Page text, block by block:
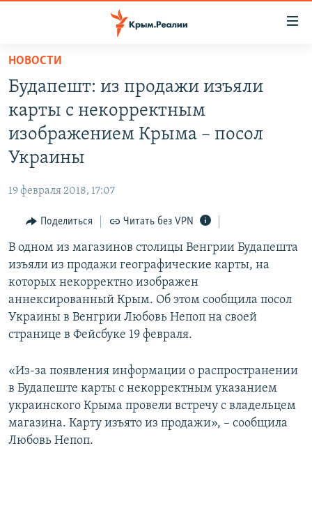
Вернуться
основному
содержанию
Вернутся
главной
Вернутся
поиску
СПЕЦПРОЕКТЫ
ГРУЗ 200
ВОДА
ИСТОРИЯ
ИНТЕРАКТИВ
ИНФОГРАФИКА
ТЕЛЕПРОЕКТ КРЫМ.РЕАЛИИ
СОВЕТЫ ПРАВОЗАЩИТНИКОВ
ПРОПАВШИЕ БЕЗ ВЕСТИ
ПОБЕДИТЕЛЕЙ НЕ СУДЯТ?
ELIFBE
УКРАИНСКАЯ ПРОБЛЕМА КРЫМА
РАДІО СВОБОДА
КАК ОБОЙТИ БЛОКИРОВКУ
Українською
Qırımtatar
ПРИСОЕДИНЯЙТЕСЬ!
Все сайты RFE/RL
НОВОСТИ
Будапешт: из продажи изъяли
карты с некорректным
изображением Крыма – посол
Украины
19 февраля 2018, 17:07
Поделиться Читать без VPN
В одном из магазинов столицы Венгрии Будапешта
изъяли из продажи географические карты, на
которых некорректно изображен
аннексированный Крым. Об этом сообщила посол
Украины в Венгрии Любовь Непоп на своей
странице в Фейсбуке 19 февраля.
«Из-за появления информации о распространении
в Будапеште карты с некорректным указанием
украинского Крыма провели встречу с владельцем
магазина. Карту изъято из продажи», – сообщила
Любовь Непоп.